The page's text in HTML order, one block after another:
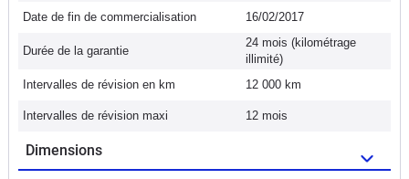
Date de fin de commercialisation 16/02/2017
Durée de la garantie
24 mois (kilométrage
illimité)
Intervalles de révision en km
12 000 km
Intervalles de révision maxi 12 mois
Dimensions